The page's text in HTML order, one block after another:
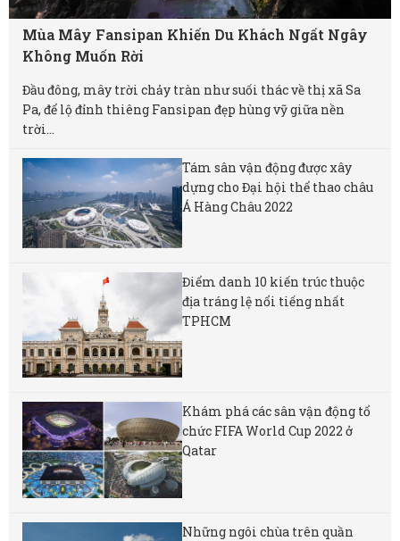
Mùa Mây Fansipan Khiến Du Khách Ngất Ngây
Không Muốn Rời
Đầu đông, mây trời chảy tràn như suối thác về thị xã Sa
Pa, để lộ đỉnh thiêng Fansipan đẹp hùng vỹ giữa nền
trời...
Tám sân vận động được xây
dựng cho Đại hội thể thao châu
Á Hàng Châu 2022
Điểm danh 10 kiến trúc thuộc
địa tráng lệ nổi tiếng nhất
TPHCM
Khám phá các sân vận động tổ
chức FIFA World Cup 2022 ở
Qatar
Những ngôi chùa trên quần